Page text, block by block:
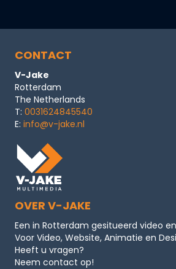
CONTACT
V-Jake
Rotterdam
The Netherlands
T: 0031624845540
E: info@v-jake.nl
OVER V-JAKE
Een in Rotterdam gesitueerd video
Voor Video, Website, Animatie en
Heeft u vragen?
Neem contact op!